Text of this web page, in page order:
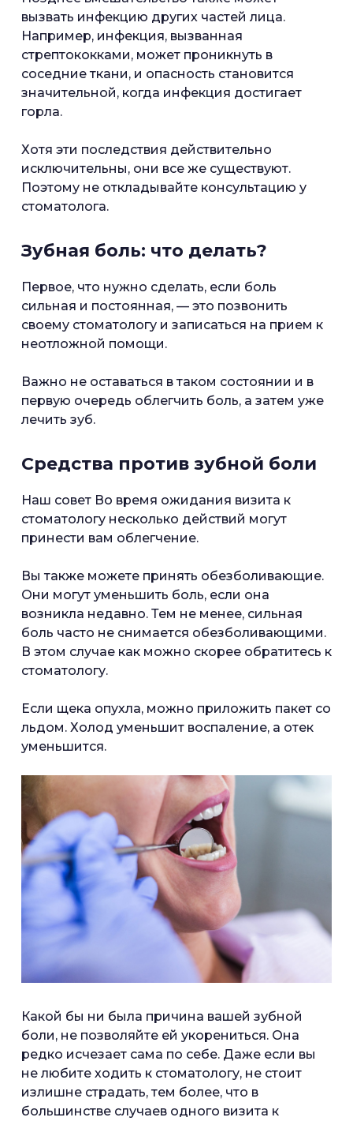
вызвать инфекцию других частей лица.
Например, инфекция, вызванная
стрептококками, может проникнуть в
соседние ткани, и опасность становится
значительной, когда инфекция достигает
горла.
Хотя эти последствия действительно
исключительны, они все же существуют.
Поэтому не откладывайте консультацию у
стоматолога.
Зубная боль: что делать?
Первое, что нужно сделать, если боль
сильная и постоянная, — это позвонить
своему стоматологу и записаться на прием к
неотложной помощи.
Важно не оставаться в таком состоянии и в
первую очередь облегчить боль, а затем уже
лечить зуб.
Средства против зубной боли
Наш совет Во время ожидания визита к
стоматологу несколько действий могут
принести вам облегчение.
Вы также можете принять обезболивающие.
Они могут уменьшить боль, если она
возникла недавно. Тем не менее, сильная
боль часто не снимается обезболивающими.
В этом случае как можно скорее обратитесь к
стоматологу.
Если щека опухла, можно приложить пакет со
льдом. Холод уменьшит воспаление, а отек
уменьшится.
Какой бы ни была причина вашей зубной
боли, не позволяйте ей укорениться. Она
редко исчезает сама по себе. Даже если вы
не любите ходить к стоматологу, не стоит
излишне страдать, тем более, что в
большинстве случаев одного визита к